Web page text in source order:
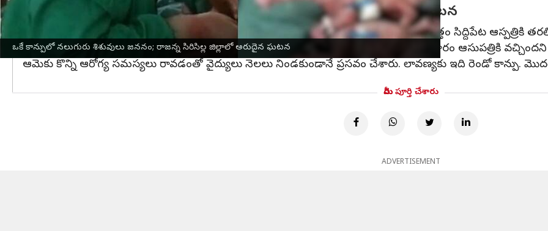
ఒకే కాన్పులో నలుగురు శిశువులు జననం; రాజన్న సిరిసిల్ల జిల్లాలో అరుదైన ఘటన
ఒకే కాన్పులో నలుగురు శిశువులు జననం; రాజన్న సిరిసిల్ల జిల్లాలో అరుదైన ఘటన
శిశువులు 1 కిలోగ్రాము చొప్పున బరువు ఉన్నారని వెల్లడించారు. వీరిని ఇంక్యుబేటర్‌లో పరిశీలన నిమిత్తం సిద్దిపేట ఆస్పత్రికి
ముస్తాబాద్ మండలానికి చెందిన కిషన్ భార్య గుత్తెముక్కల లావణ్య ఎనిమిది నెలల గర్భంతో సోమవారం ఆసుపత్రికి వచ్చిందని
ఆమెకు కొన్ని ఆరోగ్య సమస్యలు రావడంతో వైద్యులు నెలలు నిండకుండానే ప్రసవం చేశారు. లావణ్యకు ఇది రెండో కాన్పు.
మీరు పూర్తి చేశారు
ADVERTISEMENT